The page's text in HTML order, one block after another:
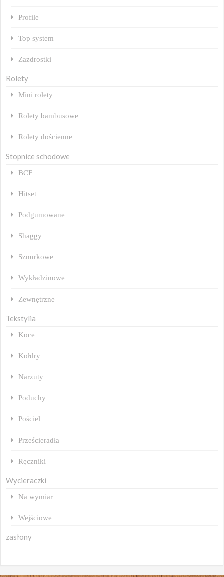
Profile
Top system
Zazdrostki
Rolety
Mini rolety
Rolety bambusowe
Rolety dościenne
Stopnice schodowe
BCF
Hitset
Podgumowane
Shaggy
Sznurkowe
Wykładzinowe
Zewnętrzne
Tekstylia
Koce
Kołdry
Narzuty
Poduchy
Pościel
Prześcieradła
Ręczniki
Wycieraczki
Na wymiar
Wejściowe
zasłony